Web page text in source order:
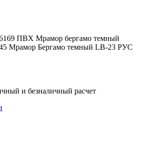
ПВХ Мрамор бергамо темный
Мрамор Бергамо темный LB-23 РУС
и безналичный расчет